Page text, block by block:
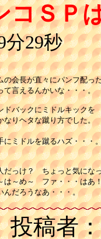
コＳＰ
分29秒
の会長が直々にパンフ配っ
て言えるんかいな・・・。
ドバックにミドルキックを
なりヘタな蹴り方でした。
にミドルを蹴るハズ・・・
っけ？　ちょっと気にな
～め～　ファ・・・はあ
んだろうなあ・・・。
稿者：